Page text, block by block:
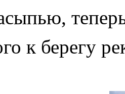
к берегу